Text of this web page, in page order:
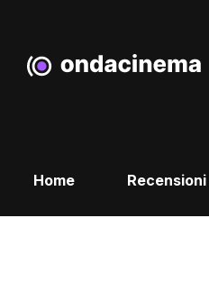
Home Recensioni